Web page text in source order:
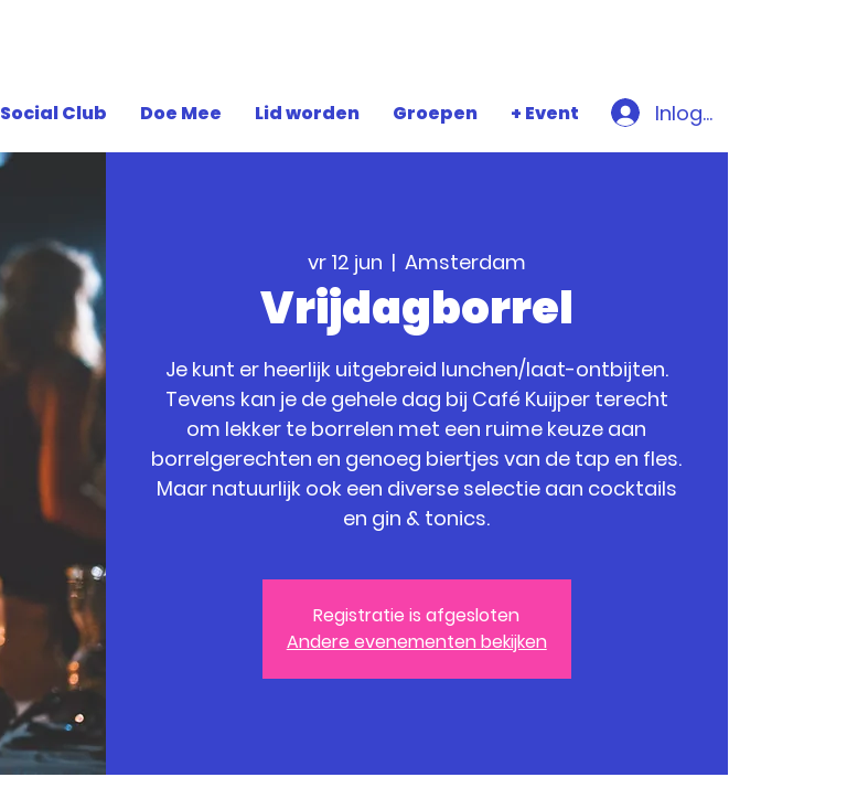
Social Club Doe Mee Lid worden Groepen + Event Inloggen
vr 12 jun
  |
Amsterdam
Vrijdagborrel
Je kunt er heerlijk uitgebreid lunchen/laat-ontbijten.
Tevens kan je de gehele dag bij Café Kuijper terecht
om lekker te borrelen met een ruime keuze aan
borrelgerechten en genoeg biertjes van de tap en fles.
Maar natuurlijk ook een diverse selectie aan cocktails
en gin & tonics.
Registratie is afgesloten
Andere evenementen bekijken